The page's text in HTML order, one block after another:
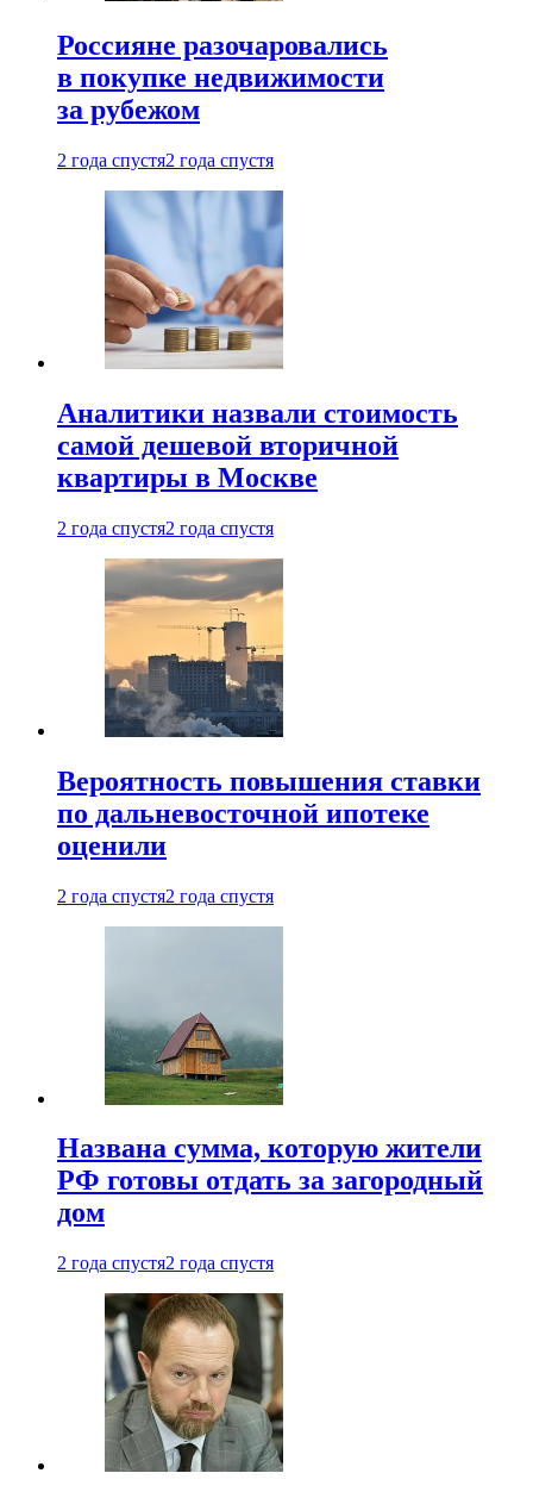
Россияне разочаровались
в покупке недвижимости
за рубежом
2 года спустя2 года спустя
Аналитики назвали стоимость
самой дешевой вторичной
квартиры в Москве
2 года спустя2 года спустя
Вероятность повышения ставки
по дальневосточной ипотеке
оценили
2 года спустя2 года спустя
Названа сумма, которую жители
РФ готовы отдать за загородный
дом
2 года спустя2 года спустя